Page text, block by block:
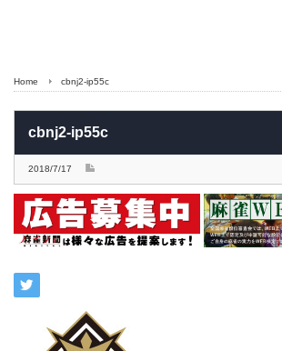
Home cbnj2-ip55c
cbnj2-ip55c
2018/7/17